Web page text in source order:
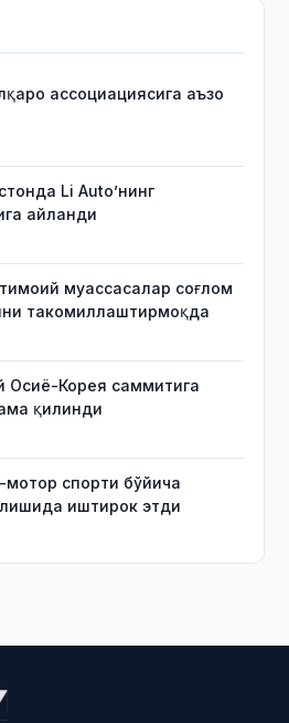
ассоциациясига аъзо
Li Auto’нинг
айланди
муассасалар соғлом
такомиллаштирмоқда
Осиё-Корея саммитига
қилинди
спорти бўйича
иштирок этди